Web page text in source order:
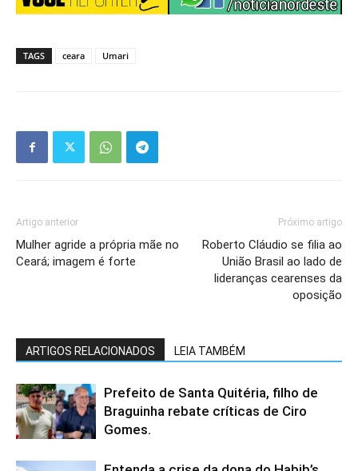
TAGS ceara Umari
Artigo anterior
Mulher agride a própria mãe no
Ceará; imagem é forte
Próximo artigo
Roberto Cláudio se filia ao
União Brasil ao lado de
lideranças cearenses da
oposição
ARTIGOS RELACIONADOS LEIA TAMBÉM
Prefeito de Santa Quitéria, filho de
Braguinha rebate críticas de Ciro
Gomes.